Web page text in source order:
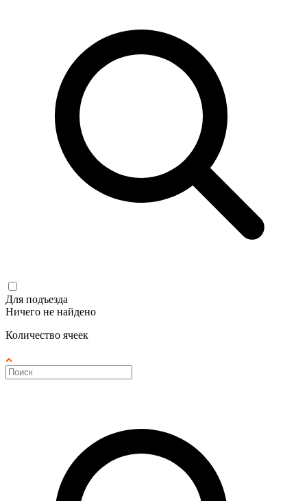
Для подъезда
Ничего не найдено
Количество ячеек